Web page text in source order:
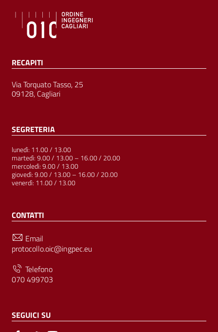
RECAPITI
Via Torquato Tasso, 25
09128, Cagliari
SEGRETERIA
lunedì: 11.00 / 13.00
martedì: 9.00 / 13.00 – 16.00 / 20.00
mercoledì: 9.00 / 13.00
giovedì: 9.00 / 13.00 – 16.00 / 20.00
venerdì: 11.00 / 13.00
CONTATTI
Email
protocollo.oic@ingpec.eu
Telefono
070 499703
SEGUICI SU